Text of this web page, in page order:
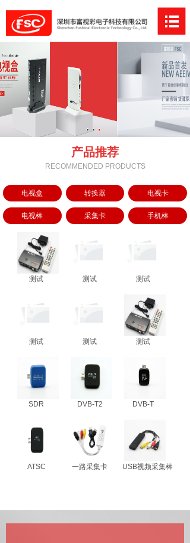
产品推荐
RECOMMENDED PRODUCTS
电视盒 转换器 电视卡
电视棒 采集卡 手机棒
测试 测试 测试
测试 测试 测试
SDR DVB-T2 DVB-T
ATSC 一路采集卡 USB视频采集棒